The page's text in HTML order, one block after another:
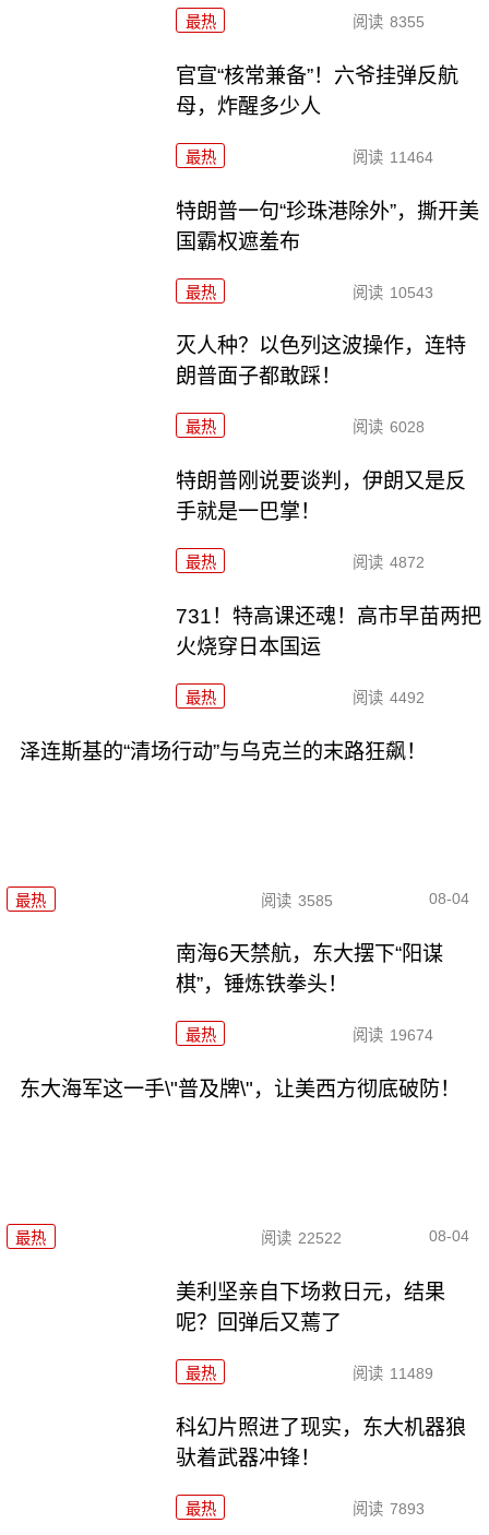
最热 阅读 8355
官宣“核常兼备”！六爷挂弹反航
母，炸醒多少人
最热 阅读 11464
特朗普一句“珍珠港除外”，撕开美
国霸权遮羞布
最热 阅读 10543
灭人种？以色列这波操作，连特
朗普面子都敢踩！
最热 阅读 6028
特朗普刚说要谈判，伊朗又是反
手就是一巴掌！
最热 阅读 4872
731！特高课还魂！高市早苗两把
火烧穿日本国运
最热 阅读 4492
泽连斯基的“清场行动”与乌克兰的末路狂飙！
最热 阅读 3585 08-04
南海6天禁航，东大摆下“阳谋
棋”，锤炼铁拳头！
最热 阅读 19674
东大海军这一手\"普及牌\"，让美西方彻底破防！
最热 阅读 22522 08-04
美利坚亲自下场救日元，结果
呢？回弹后又蔫了
最热 阅读 11489
科幻片照进了现实，东大机器狼
驮着武器冲锋！
最热 阅读 7893